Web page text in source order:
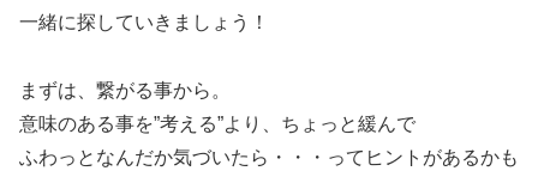
一緒に探していきましょう！
まずは、繋がる事から。
意味のある事を”考える”より、ちょっと緩んで
ふわっとなんだか気づいたら・・・ってヒントがあるかも